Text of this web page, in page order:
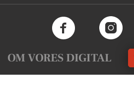
OM VORES DIGITAL